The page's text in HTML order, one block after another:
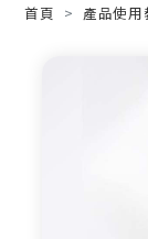
首頁 產品使用